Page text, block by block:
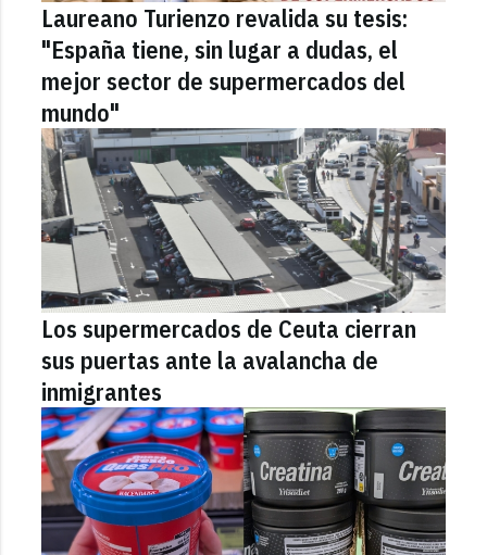
Laureano Turienzo revalida su tesis:
"España tiene, sin lugar a dudas, el
mejor sector de supermercados del
mundo"
Los supermercados de Ceuta cierran
sus puertas ante la avalancha de
inmigrantes